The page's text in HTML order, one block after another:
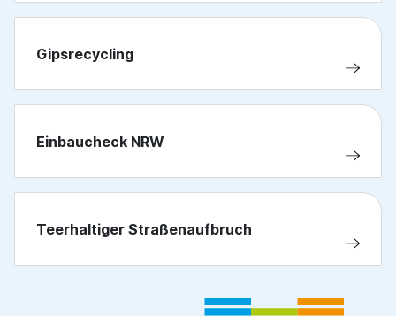
Gipsrecycling
Einbaucheck NRW
Teerhaltiger Straßenaufbruch